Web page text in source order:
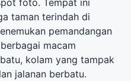
taman terindah di
pemandangan
macam
kolam yang tampak
jalanan berbatu.